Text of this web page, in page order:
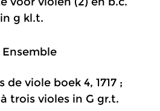
in g kl.t.
de viole boek 4, 1717 ;
trois violes in G gr.t.